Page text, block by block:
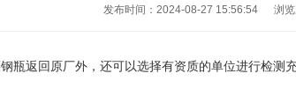
发布时间：2024-08-27 15:56:54 浏览
瓶返回原厂外，还可以选择有资质的单位进行检